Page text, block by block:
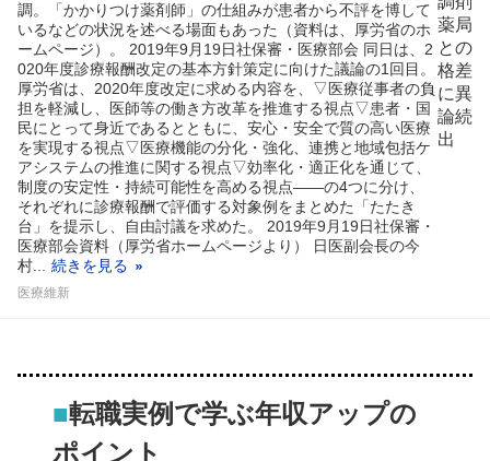
調。「かかりつけ薬剤師」の仕組みが患者から不評を博して
いるなどの状況を述べる場面もあった（資料は、厚労省のホ
ームページ）。 2019年9月19日社保審・医療部会 同日は、2
020年度診療報酬改定の基本方針策定に向けた議論の1回目。
厚労省は、2020年度改定に求める内容を、▽医療従事者の負
担を軽減し、医師等の働き方改革を推進する視点▽患者・国
民にとって身近であるとともに、安心・安全で質の高い医療
を実現する視点▽医療機能の分化・強化、連携と地域包括ケ
アシステムの推進に関する視点▽効率化・適正化を通じて、
制度の安定性・持続可能性を高める視点――の4つに分け、
それぞれに診療報酬で評価する対象例をまとめた「たたき
台」を提示し、自由討議を求めた。 2019年9月19日社保審・
医療部会資料（厚労省ホームページより） 日医副会長の今
村...
続きを見る
医療維新
■転職実例で学ぶ年収アップの
ポイント